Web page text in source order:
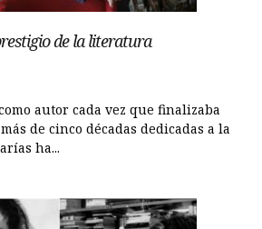
de la literatura
autor cada vez que finalizaba
de cinco décadas dedicadas a la
ha...